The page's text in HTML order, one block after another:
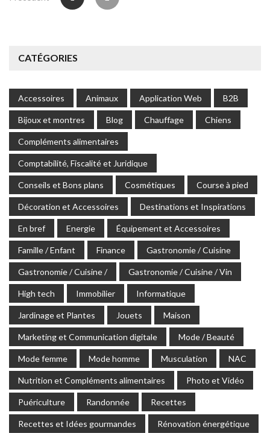
CATÉGORIES
Accessoires Animaux Application Web B2B
Bijoux et montres Blog Chauffage Chiens
Compléments alimentaires
Comptabilité, Fiscalité et Juridique
Conseils et Bons plans Cosmétiques Course à pied
Décoration et Accessoires Destinations et Inspirations
En bref Energie Équipement et Accessoires
Famille / Enfant Finance Gastronomie / Cuisine
Gastronomie / Cuisine / Gastronomie / Cuisine / Vin
High tech Immobilier Informatique
Jardinage et Plantes Jouets Maison
Marketing et Communication digitale Mode / Beauté
Mode femme Mode homme Musculation NAC
Nutrition et Compléments alimentaires Photo et Vidéo
Puériculture Randonnée Recettes
Recettes et Idées gourmandes Rénovation énergétique